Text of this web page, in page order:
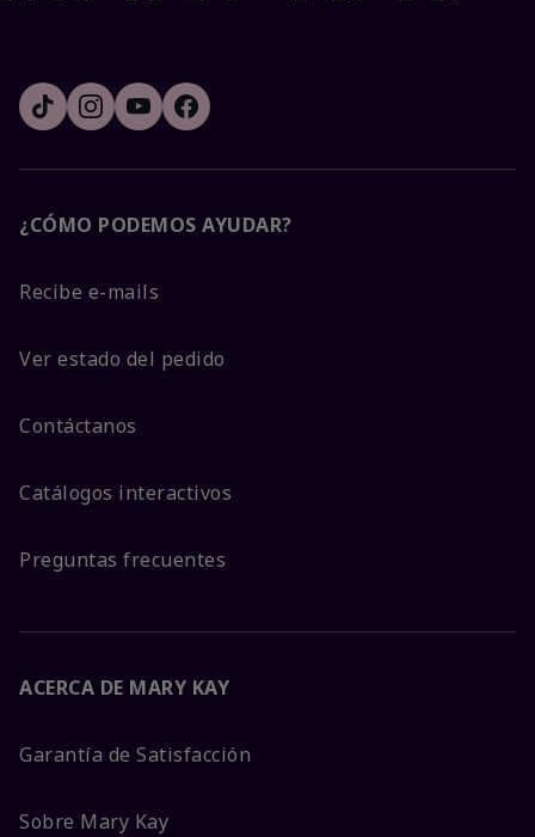
¿CÓMO PODEMOS AYUDAR?
Recibe e-mails
Ver estado del pedido
Contáctanos
Catálogos interactivos
Preguntas frecuentes
ACERCA DE MARY KAY
Garantía de Satisfacción
Sobre Mary Kay